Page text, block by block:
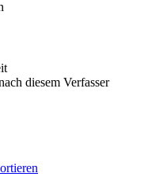
diesem Verfasser